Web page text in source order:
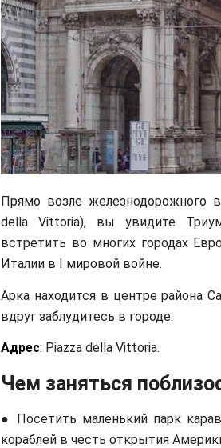
Прямо возле железнодорожного
della Vittoria), вы увидите
встретить во многих городах
Италии в I мировой войне.
Арка находится в центре района
вдруг заблудитесь в городе.
Адрес: Piazza della Vittoria.
Чем заняться
● Посетить маленький парк
кораблей в честь открытия